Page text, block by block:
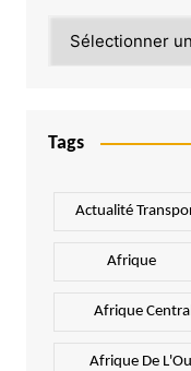
Tags
Actualité
Afrique
Afrique
Afrique De